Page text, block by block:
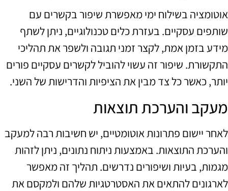
אוטומציה בשילוח ימי מאפשרת שיפור בקשרים עם
שותפים עסקיים. בעזרת כלים טכנולוגיים, ניתן לשתף
מידע בזמן אמת, לקצר זמני תגובה ולשפר את תהליכי
התקשורת. שיפור זה עשוי להוביל לקשרים עסקיים פורים
יותר, כאשר כל צד מבין את הציפיות והדרישות של השני.
מעקב והערכת תוצאות
לאחר יישום פתרונות אוטומטיים, יש חשיבות רבה למעקב
והערכת התוצאות. באמצעות ניתוח נתונים, ניתן לזהות
מגמות, בעיות ושיפורים נדרשים. תהליך זה מאפשר
לארגונים להתאים את האסטרטגיות שלהם ולמקסם את